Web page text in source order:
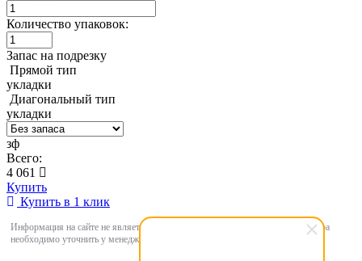
Количество упаковок:
Запас на подрезку
Прямой тип
укладки
Диагональный тип
укладки
зф
Всего:
4 061
Купить
Купить в 1 клик
Информация на сайте не является публичной офертой. Цены и наличие товара
необходимо уточнить у менеджеров компании